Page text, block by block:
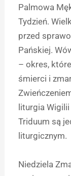
Palmowa
Tydzień.
przed
Pańskiej.
– okres,
śmierci i
liturgia
Triduum są
liturgicznym.
Niedziela